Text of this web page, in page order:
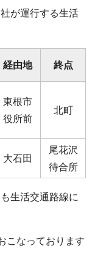
が運行する生活
経由地 終点
東根市
役所前
北町
大石田
尾花沢
待合所
生活交通路線に
こなっております